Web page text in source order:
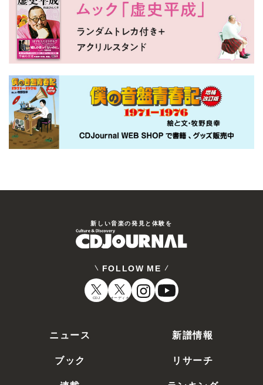
新しい⾳楽の発⾒と体験を
FOLLOW ME
CDJ オーディオ
ニュース
新譜情報
ブック
リサーチ